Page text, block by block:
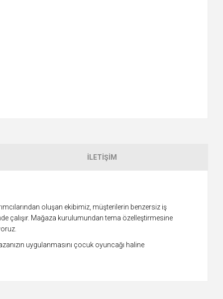
İLETIŞIM
oluşan ekibimiz, müşterilerin benzersiz iş
çalışır. Mağaza kurulumundan tema özelleştirmesine
uygulanmasını çocuk oyuncağı haline